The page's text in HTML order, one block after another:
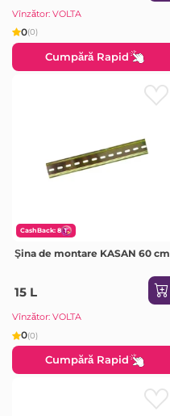
Vînzător: VOLTA
0(0)
Cumpără Rapid
CashBack: 8
Şina de montare KASAN 60 cm
15 L
Vînzător: VOLTA
0(0)
Cumpără Rapid